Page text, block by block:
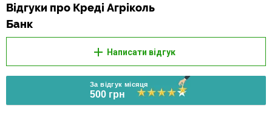
Банк у новинах
Курс валют у банку
Питання банку
Відгуки про Креді Агріколь
Банк
За відгук місяця
500 грн
Написати відгук